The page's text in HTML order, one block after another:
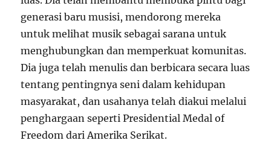
generasi baru musisi, mendorong mereka
untuk melihat musik sebagai sarana untuk
menghubungkan dan memperkuat komunitas.
Dia juga telah menulis dan berbicara secara luas
tentang pentingnya seni dalam kehidupan
masyarakat, dan usahanya telah diakui melalui
penghargaan seperti Presidential Medal of
Freedom dari Amerika Serikat.